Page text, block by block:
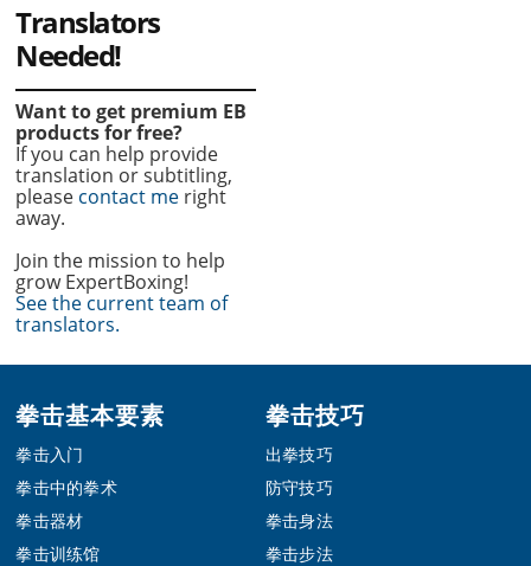
Translators
Needed!
Want to get premium EB
products for free?
If you can help provide
translation or subtitling,
please contact me right
away.
Join the mission to help
grow ExpertBoxing!
See the current team of
translators.
Footer
拳击基本要素
拳击入门
拳击中的拳术
拳击器材
拳击训练馆
拳击技巧
出拳技巧
防守技巧
拳击身法
拳击步法